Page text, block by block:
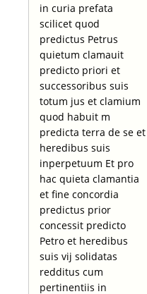
in curia prefata
scilicet quod
predictus Petrus
quietum clamauit
predicto priori et
successoribus suis
totum jus et clamium
quod habuit m
predicta terra de se et
heredibus suis
inperpetuum Et pro
hac quieta clamantia
et fine concordia
predictus prior
concessit predicto
Petro et heredibus
suis vij solidatas
redditus cum
pertinentiis in